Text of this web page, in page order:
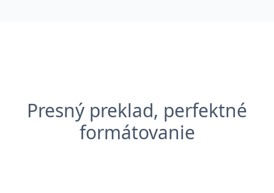
Presný preklad, perfektné
formátovanie